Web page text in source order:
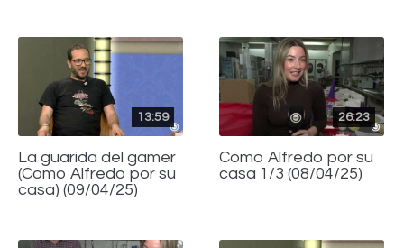
13:59
La guarida del gamer
(Como Alfredo por su
casa) (09/04/25)
26:23
Como Alfredo por su
casa 1/3 (08/04/25)